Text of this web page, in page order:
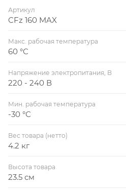
характеристики.
быть установлен снаружи
помещении.
Артикул
CFz 160 MAX
Макс. рабочая температура
60 °С
Напряжение электропитания, В
220 - 240 В
Мин. рабочая температура
-30 °С
Вес товара (нетто)
4.2 кг
Высота товара
23.5 см